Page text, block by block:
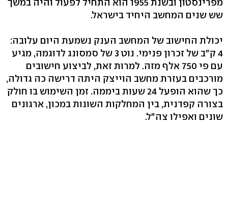
שש שנים המחשב היחיד בישראל.
יכולת החישוב של המחשב הענק נשמעת היום עלובה:
4 ק"ב של זכרון פנימי. נוט 3 של סמסונג לדוגמה, מגיע
עם פי 750 אלף מזה. למרות זאת, לביצוע חישובים
מורכבים בעזרת מחשב הוייצק היתה דרישה כה גדולה,
כך שהוא הופעל 24 שעות ביממה. זמן השימוש בו חולק
בצורה קפדנית, בין המחלקות השונות במכון, ארגונים
שונים ואפילו צה"ל.